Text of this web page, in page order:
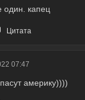
один. капец
Цитата
07:47
америку))))